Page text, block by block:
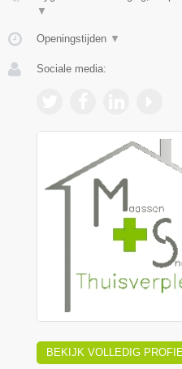
▼
Openingstijden ▼
Sociale media:
BEKIJK VOLLEDIG